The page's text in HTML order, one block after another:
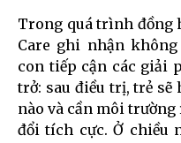
Trong quá trình đồng
Care ghi nhận
con tiếp cận các giải
trở: sau điều trị, trẻ sẽ
nào và cần môi
đổi tích cực. Ở chiều